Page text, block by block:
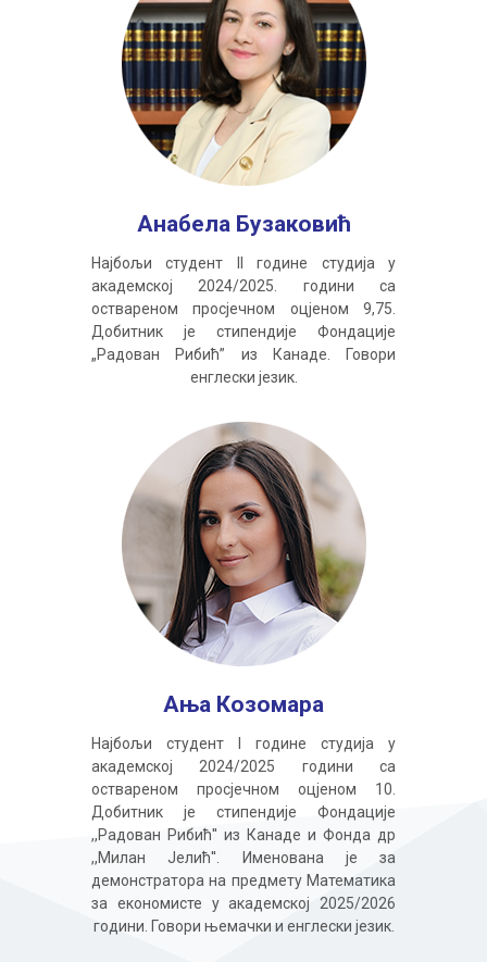
Анабела Бузаковић
Најбољи студент II године студија у
академској 2024/2025. години са
оствареном просјечном оцјеном 9,75.
Добитник је стипендије Фондације
„Радован Рибић” из Канаде. Говори
енглески језик.
Ања Козомара
Најбољи студент I године студија у
академској 2024/2025 години са
оствареном просјечном оцјеном 10.
Добитник је стипендије Фондације
,,Радован Рибић'' из Канаде и Фонда др
,,Милан Јелић''. Именована је за
демонстратора на предмету Математика
за економисте у академској 2025/2026
години. Говори њемачки и енглески језик.